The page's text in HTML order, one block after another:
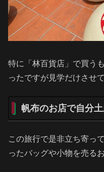
特に「林百貨店」で買う
ったですが見学だけさせ
帆布のお店で自分
この旅行で是非立ち寄っ
ったバッグや小物を売る